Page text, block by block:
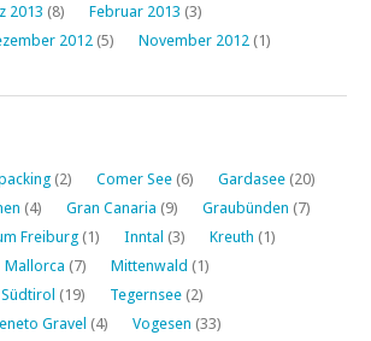
2013 (8) Februar 2013 (3)
2012 (5) November 2012 (1)
(2) Comer See (6) Gardasee (20)
(4) Gran Canaria (9) Graubünden (7)
Freiburg (1) Inntal (3) Kreuth (1)
Mallorca (7) Mittenwald (1)
Südtirol (19) Tegernsee (2)
Gravel (4) Vogesen (33)